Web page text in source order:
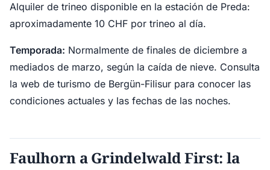
Alquiler de trineo disponible en la estación de Preda:
aproximadamente 10 CHF por trineo al día.
Temporada: Normalmente de finales de diciembre a
mediados de marzo, según la caída de nieve. Consulta
la web de turismo de Bergün-Filisur para conocer las
condiciones actuales y las fechas de las noches.
Faulhorn a Grindelwald First: la